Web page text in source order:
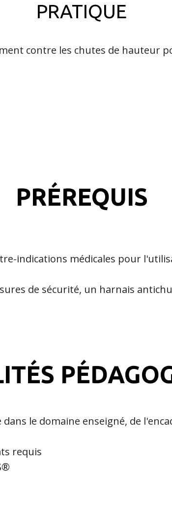
PRATIQUE
contre les chutes de hauteur
PRÉREQUIS
indications médicales pour
de sécurité, un harnais
le domaine enseigné, de
requis